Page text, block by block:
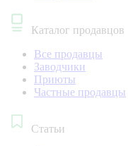
Каталог продавцов
Все продавцы
Заводчики
Приюты
Частные продавцы
Статьи